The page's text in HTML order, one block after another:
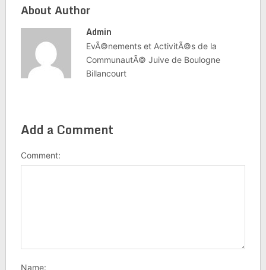
About Author
Admin
EvÃ©nements et ActivitÃ©s de la
CommunautÃ© Juive de Boulogne
Billancourt
Add a Comment
Comment:
Name: